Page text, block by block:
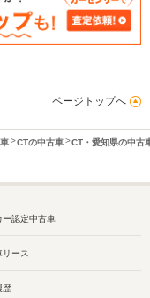
ページトップへ
CTの中古車 CT・愛知県の中古
ー認定中古車
リース
歴